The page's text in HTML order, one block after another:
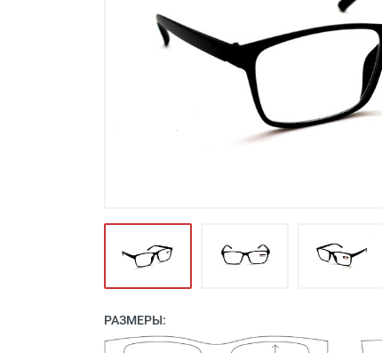
Футляры и мешки (1412)
Красота и здоровье (353)
Атрибуты для оптики (59)
РАЗМЕРЫ: